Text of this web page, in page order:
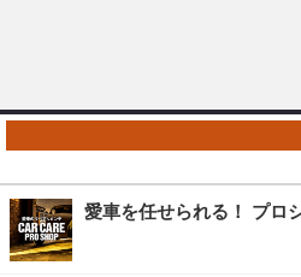
愛車を任せられる！ プロ